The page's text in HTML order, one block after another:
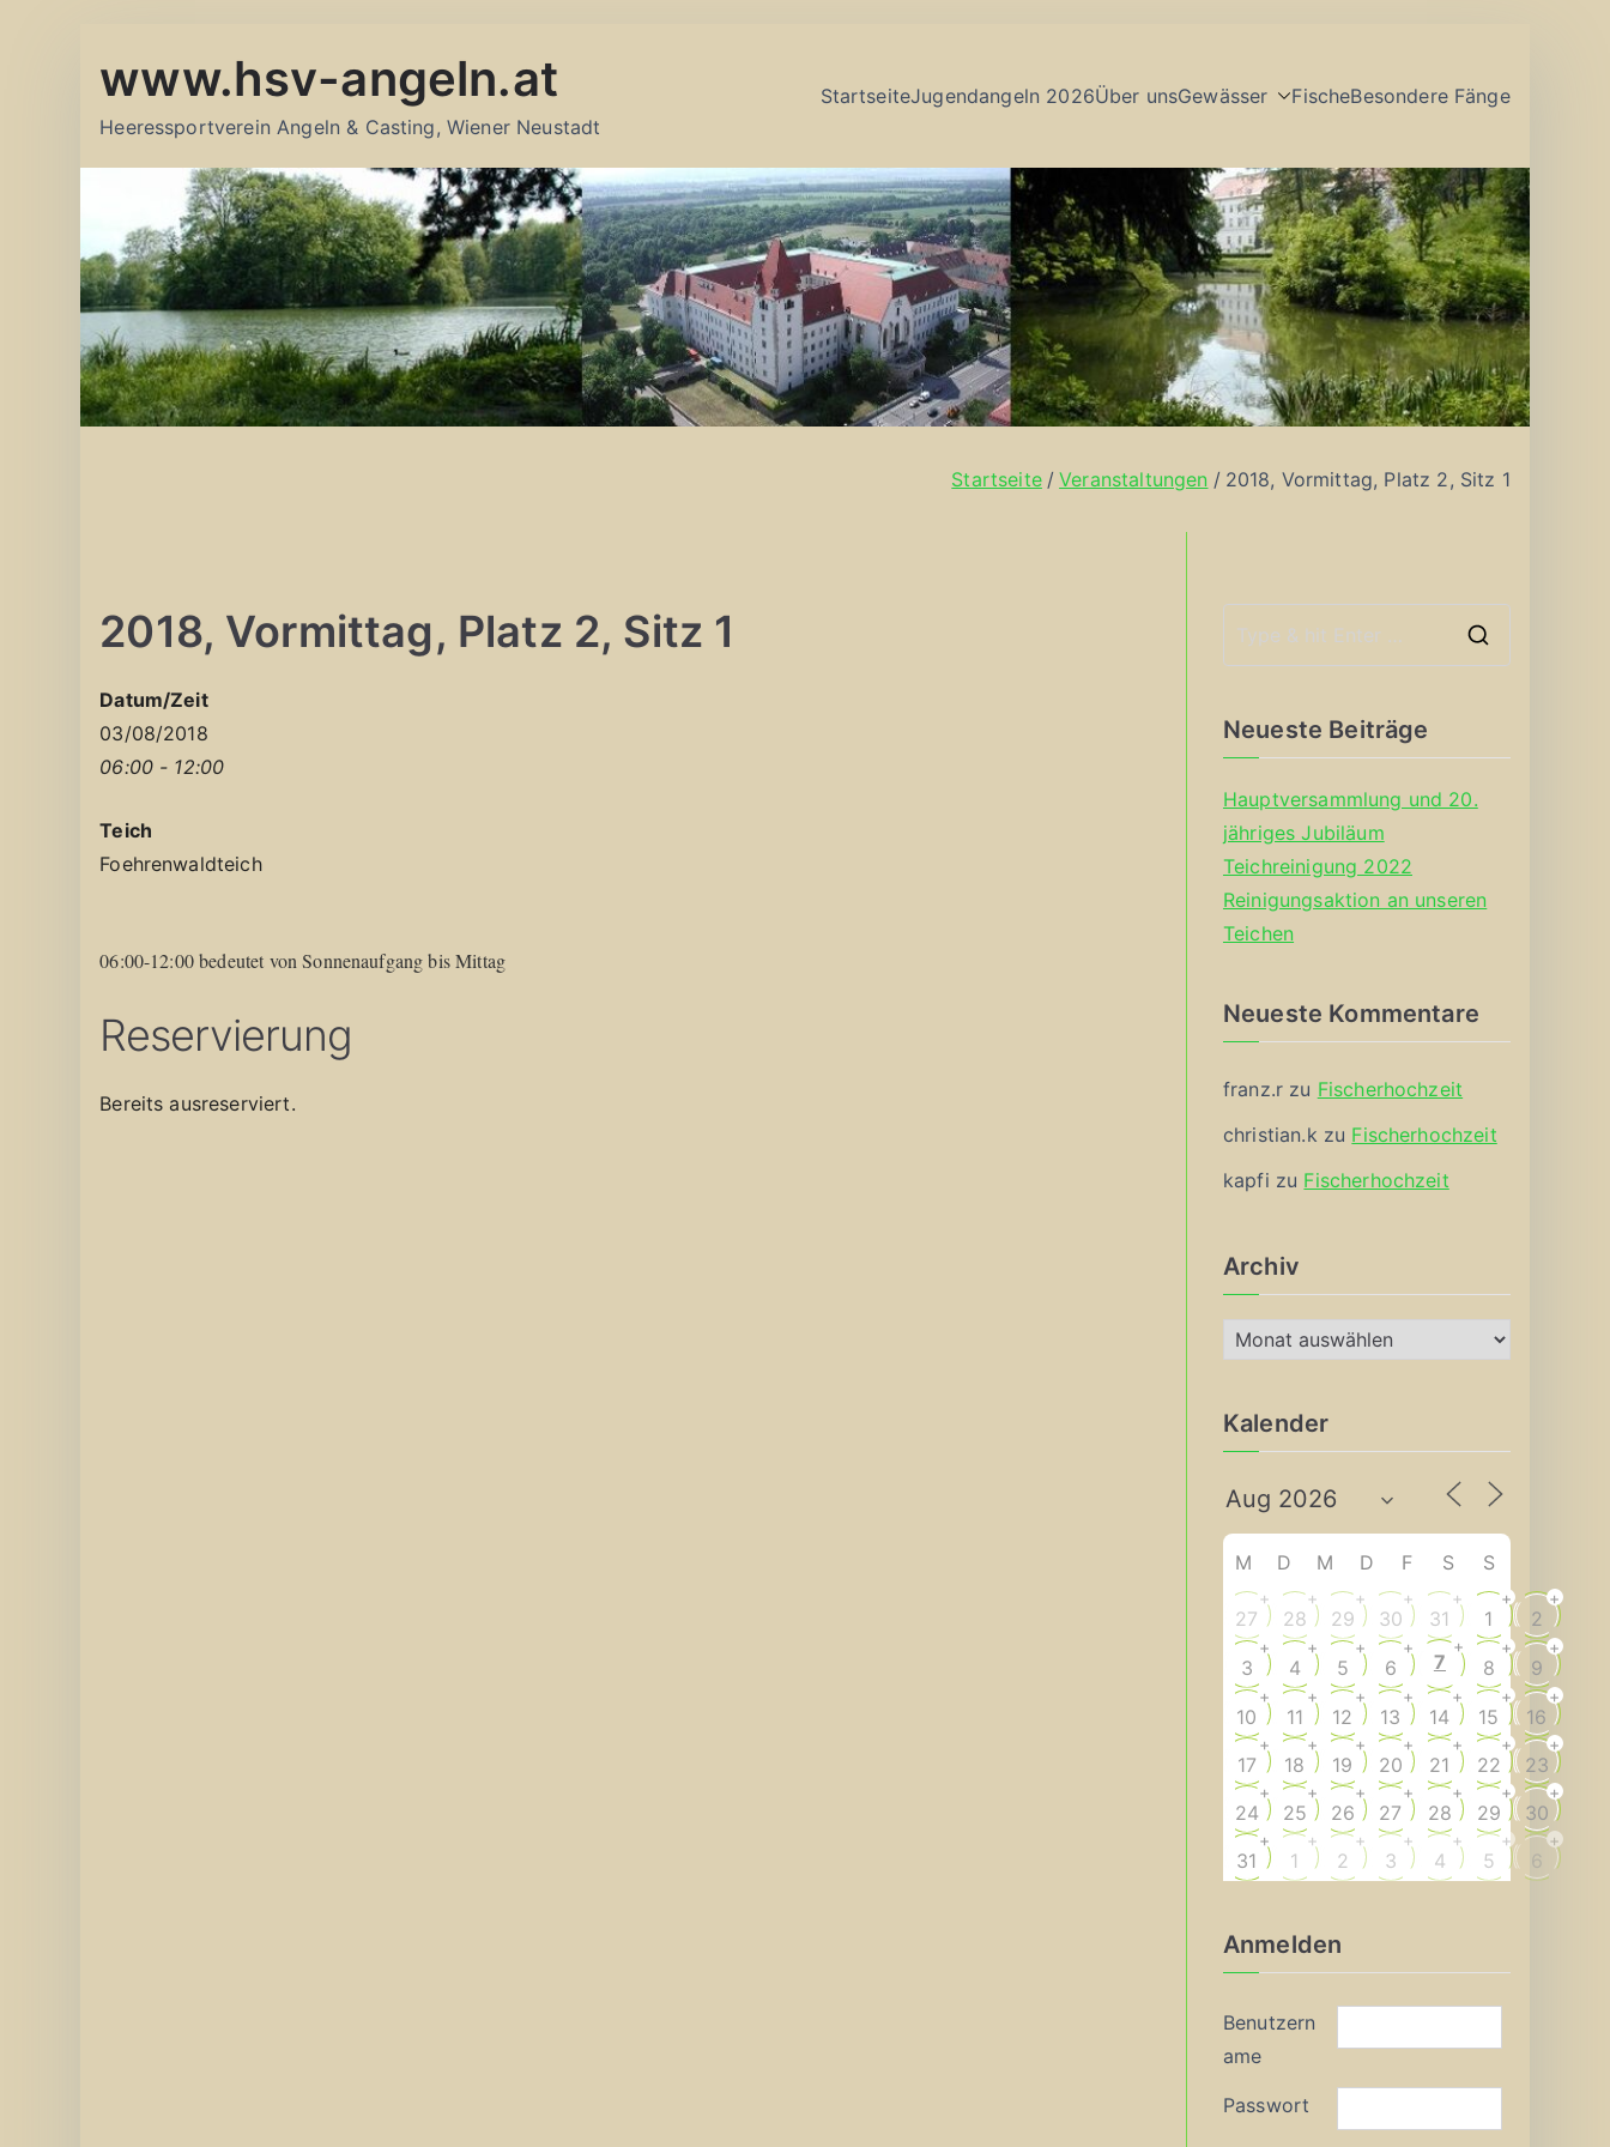
Inhalt
www.hsv-angeln.at
Heeressportverein Angeln & Casting, Wiener Neustadt
StartseiteJugendangeln 2026Über unsGewässer FischeBesondere Fänge
Startseite Veranstaltungen 2018, Vormittag, Platz 2, Sitz 1
2018, Vormittag, Platz 2, Sitz 1
Datum/Zeit
03/08/2018
06:00 - 12:00
Teich
Foehrenwaldteich
06:00-12:00 bedeutet von Sonnenaufgang bis Mittag
Reservierung
Bereits ausreserviert.
Neueste Beiträge
Hauptversammlung und 20.
jähriges Jubiläum
Teichreinigung 2022
Reinigungsaktion an unseren
Teichen
Neueste Kommentare
franz.r zu Fischerhochzeit
christian.k zu Fischerhochzeit
kapfi zu Fischerhochzeit
Archiv
r
h
v
Kalender
M D M D F S S
27
+
28
+
29
+
30
+
31
+
1
+
2
+
3
+
4
+
5
+
6
+
7
+
8
+
9
+
10
+
11
+
12
+
13
+
14
+
15
+
16
+
17
+
18
+
19
+
20
+
21
+
22
+
23
+
24
+
25
+
26
+
27
+
28
+
29
+
30
+
31
+
1
+
2
+
3
+
4
+
5
+
6
+
Anmelden
Benutzern
ame
Passwort